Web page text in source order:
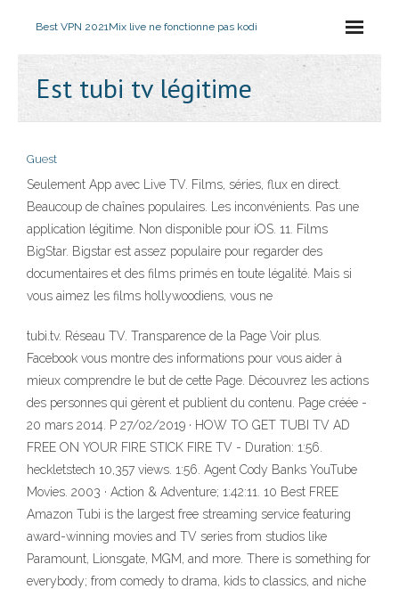
Best VPN 2021Mix live ne fonctionne pas kodi
Est tubi tv légitime
Guest
Seulement App avec Live TV. Films, séries, flux en direct.
Beaucoup de chaînes populaires. Les inconvénients. Pas une
application légitime. Non disponible pour iOS. 11. Films
BigStar. Bigstar est assez populaire pour regarder des
documentaires et des films primés en toute légalité. Mais si
vous aimez les films hollywoodiens, vous ne
tubi.tv. Réseau TV. Transparence de la Page Voir plus.
Facebook vous montre des informations pour vous aider à
mieux comprendre le but de cette Page. Découvrez les actions
des personnes qui gèrent et publient du contenu. Page créée -
20 mars 2014. P 27/02/2019 · HOW TO GET TUBI TV AD
FREE ON YOUR FIRE STICK FIRE TV - Duration: 1:56.
heckletstech 10,357 views. 1:56. Agent Cody Banks YouTube
Movies. 2003 · Action & Adventure; 1:42:11. 10 Best FREE
Amazon Tubi is the largest free streaming service featuring
award-winning movies and TV series from studios like
Paramount, Lionsgate, MGM, and more. There is something for
everybody; from comedy to drama, kids to classics, and niche